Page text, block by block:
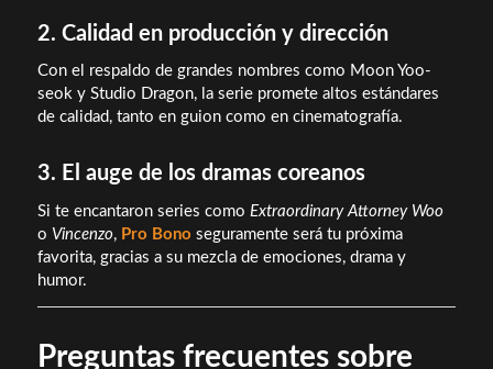
2. Calidad en producción y dirección
Con el respaldo de grandes nombres como Moon Yoo-
seok y Studio Dragon, la serie promete altos estándares
de calidad, tanto en guion como en cinematografía.
3. El auge de los dramas coreanos
Si te encantaron series como Extraordinary Attorney Woo
o Vincenzo, Pro Bono seguramente será tu próxima
favorita, gracias a su mezcla de emociones, drama y
humor.
Preguntas frecuentes sobre